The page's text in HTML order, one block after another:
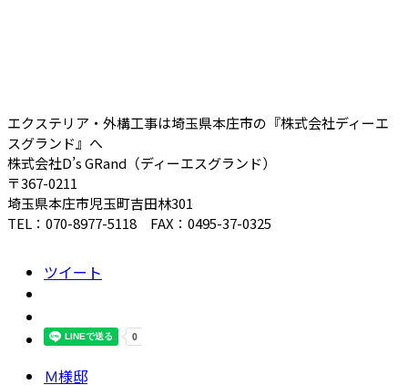
エクステリア・外構工事は埼玉県本庄市の『株式会社ディーエ
スグランド』へ
株式会社D’s GRand（ディーエスグランド）
〒367-0211
埼玉県本庄市児玉町吉田林301
TEL：070-8977-5118 FAX：0495-37-0325
ツイート
Ｍ様邸